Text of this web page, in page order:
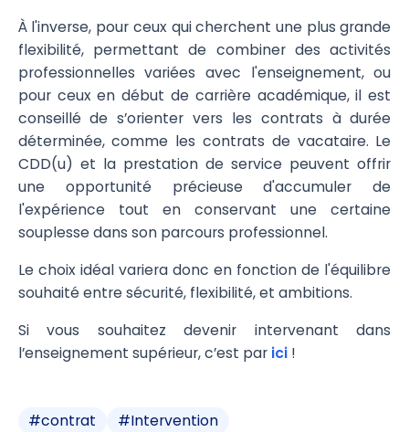
À l'inverse, pour ceux qui cherchent une plus grande
flexibilité, permettant de combiner des activités
professionnelles variées avec l'enseignement, ou
pour ceux en début de carrière académique, il est
conseillé de s’orienter vers les contrats à durée
déterminée, comme les contrats de vacataire. Le
CDD(u) et la prestation de service peuvent offrir
une opportunité précieuse d'accumuler de
l'expérience tout en conservant une certaine
souplesse dans son parcours professionnel.
Le choix idéal variera donc en fonction de l'équilibre
souhaité entre sécurité, flexibilité, et ambitions.
Si vous souhaitez devenir intervenant dans
l’enseignement supérieur, c’est par ici!
#contrat #Intervention